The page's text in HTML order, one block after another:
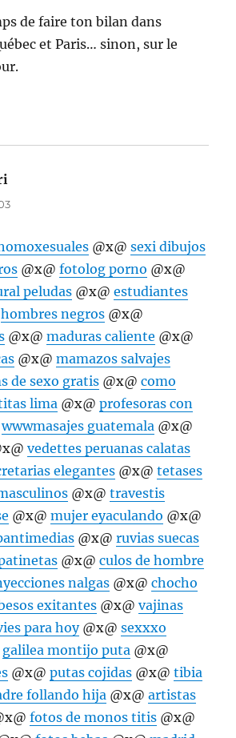
de faire ton bilan dans
et Paris… sinon, sur le
@x@sexi dibujos
@x@fotolog porno @x@
peludas @x@estudiantes
hombres negros @x@
@x@maduras caliente @x@
@x@mamazos salvajes
de sexo gratis @x@como
lima @x@profesoras con
wwwmasajes guatemala @x@
vedettes peruanas calatas
elegantes @x@tetases
@x@travestis
@x@mujer eyaculando @x@
@x@ruvias suecas
@x@culos de hombre
nalgas @x@chocho
exitantes @x@vajinas
para hoy@x@sexxxo
galilea montijo puta @x@
@x@putas cojidas @x@tibia
follando hija @x@artistas
fotos de monos titis @x@